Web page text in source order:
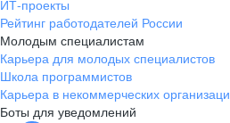
ИТ-проекты
Рейтинг работодателей России
Молодым специалистам
Карьера для молодых специалистов
Школа программистов
Карьера в некоммерческих
Боты для уведомлений